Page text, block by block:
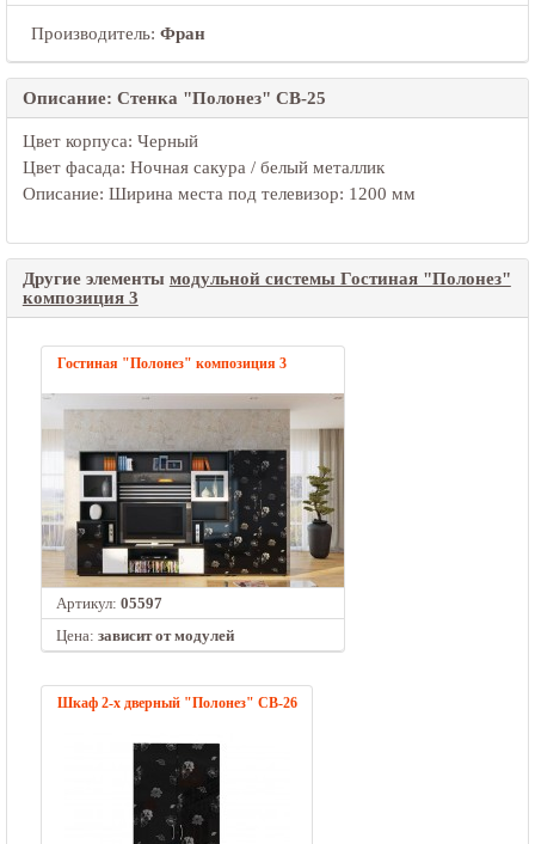
Производитель: Фран
Описание: Стенка "Полонез" СВ-25
Цвет корпуса: Черный
Цвет фасада: Ночная сакура / белый металлик
Описание: Ширина места под телевизор: 1200 мм
Другие элементы модульной системы Гостиная "Полонез"
композиция 3
Гостиная "Полонез" композиция 3
Артикул: 05597
Цена: зависит от модулей
Шкаф 2-х дверный "Полонез" СВ-26